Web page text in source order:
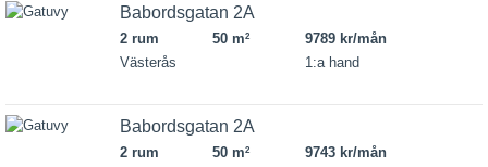
Babordsgatan 2A
2 rum 50 m2
9789 kr/mån
Västerås
1:a hand
Babordsgatan 2A
2 rum 50 m2
9743 kr/mån